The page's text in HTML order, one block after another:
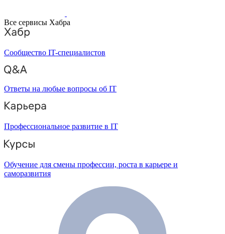
Все сервисы Хабра
Сообщество IT-специалистов
Ответы на любые вопросы об IT
Профессиональное развитие в IT
Обучение для смены профессии, роста в карьере и
саморазвития